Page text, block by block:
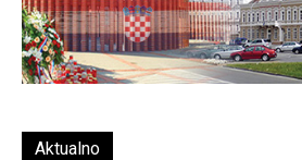
Aktualno